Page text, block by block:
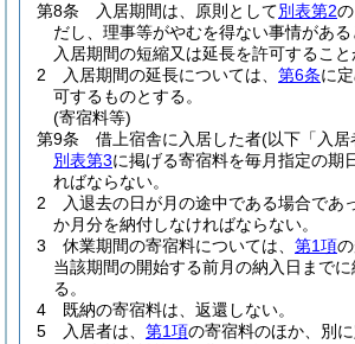
第8条
入居期間は、原則として別表第2
だし、理事等がやむを得ない事情がある
入居期間の短縮又は延長を許可すること
2
入居期間の延長については、 第6条に
可するものとする。
(寄宿料等)
第9条
借上宿舎に入居した者(以下「入居
別表第3に掲げる寄宿料を毎月指定の期
ればならない。
2
入退去の日が月の途中である場合であ
か月分を納付しなければならない。
3
休業期間の寄宿料については、 第1項
当該期間の開始する前月の納入日まで
る。
4
既納の寄宿料は、返還しない。
5
入居者は、 第1項の寄宿料のほか、別